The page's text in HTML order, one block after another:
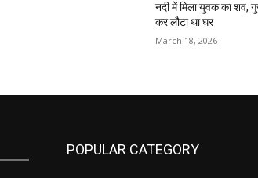
नदी में मिला युवक का शव,
कर लौटा था घर
March 18, 2026
POPULAR CATEGORY